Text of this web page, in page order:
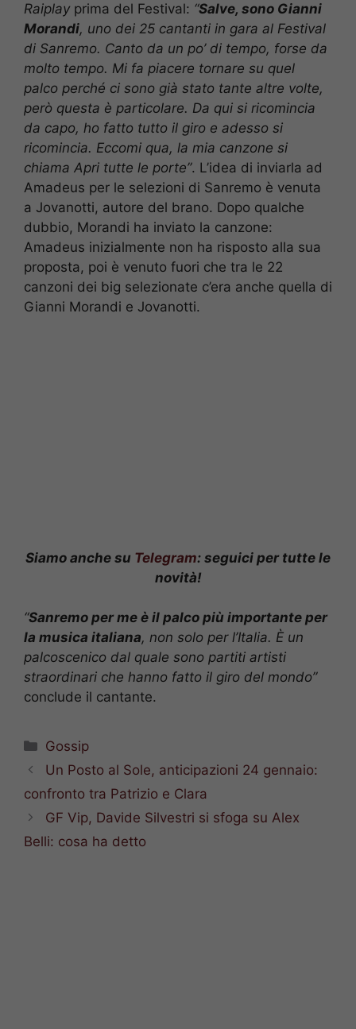
Raiplay prima del Festival: “Salve, sono Gianni
Morandi, uno dei 25 cantanti in gara al Festival
di Sanremo. Canto da un po’ di tempo, forse da
molto tempo. Mi fa piacere tornare su quel
palco perché ci sono già stato tante altre volte,
però questa è particolare. Da qui si ricomincia
da capo, ho fatto tutto il giro e adesso si
ricomincia. Eccomi qua, la mia canzone si
chiama Apri tutte le porte”. L’idea di inviarla ad
Amadeus per le selezioni di Sanremo è venuta
a Jovanotti, autore del brano. Dopo qualche
dubbio, Morandi ha inviato la canzone:
Amadeus inizialmente non ha risposto alla sua
proposta, poi è venuto fuori che tra le 22
canzoni dei big selezionate c’era anche quella di
Gianni Morandi e Jovanotti.
Siamo anche su Telegram: seguici per tutte le
novità!
“Sanremo per me è il palco più importante per
la musica italiana, non solo per l’Italia. È un
palcoscenico dal quale sono partiti artisti
straordinari che hanno fatto il giro del mondo”
conclude il cantante.
Categorie
Gossip
Un Posto al Sole, anticipazioni 24 gennaio:
confronto tra Patrizio e Clara
GF Vip, Davide Silvestri si sfoga su Alex
Belli: cosa ha detto